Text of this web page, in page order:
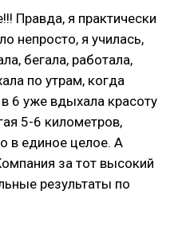
Правда, я практически
непросто, я училась,
бегала, работала,
по утрам, когда
6 уже вдыхала красоту
5-6 километров,
в единое целое. А
за тот высокий
результаты по